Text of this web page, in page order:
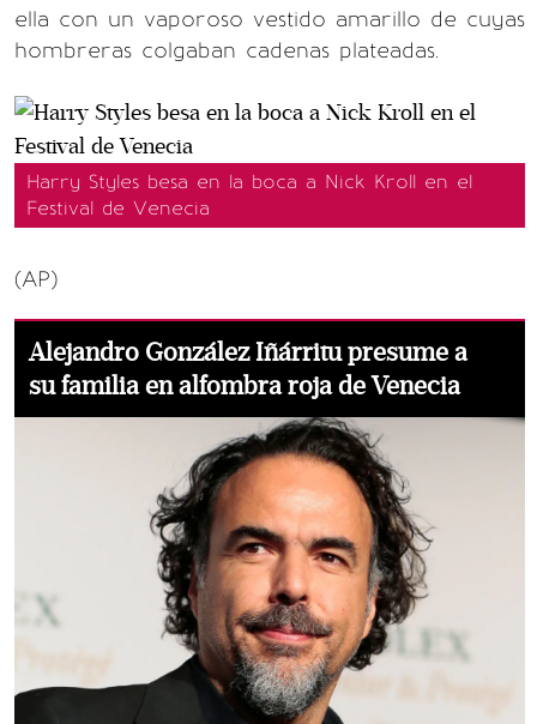
ella con un vaporoso vestido amarillo de cuyas
hombreras colgaban cadenas plateadas.
Harry Styles besa en la boca a Nick Kroll en el
Festival de Venecia
(AP)
Alejandro González Iñárritu presume a
su familia en alfombra roja de Venecia